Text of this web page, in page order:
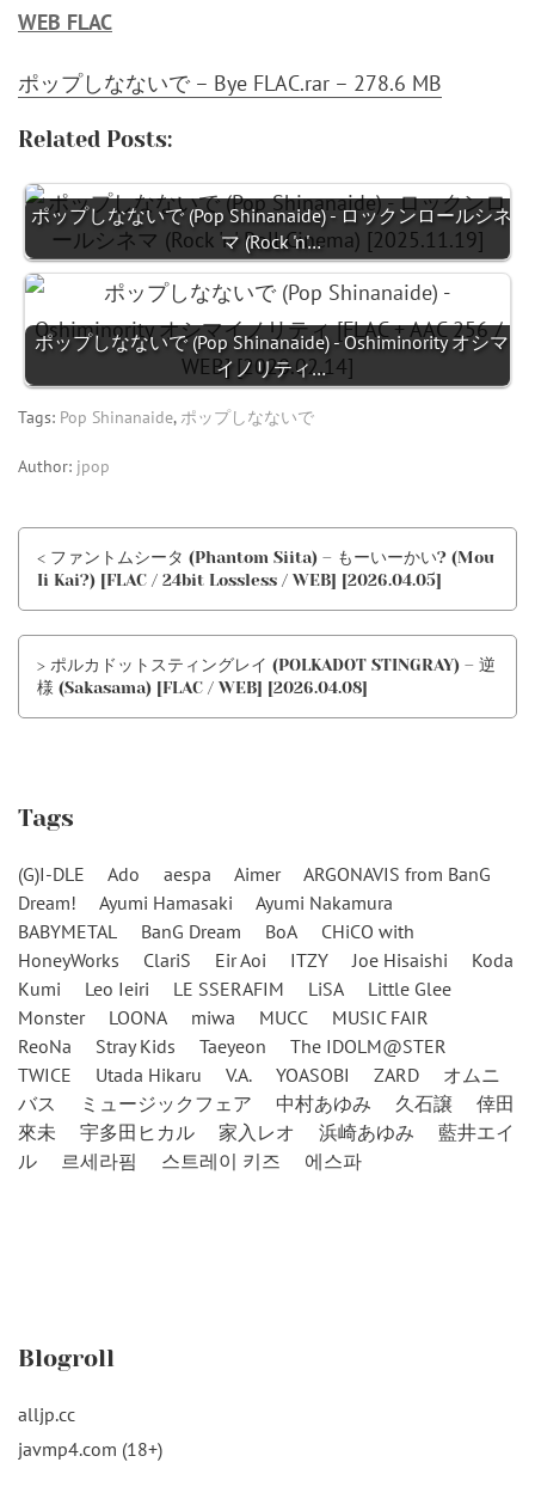
WEB FLAC
ポップしなないで – Bye FLAC.rar – 278.6 MB
Related Posts:
ポップしなないで (Pop Shinanaide) - ロックンロールシネ
マ (Rock 'n'…
ポップしなないで (Pop Shinanaide) - Oshiminority オシマ
イノリティ…
Tags: Pop Shinanaide, ポップしなないで
Author: jpop
< ファントムシータ (Phantom Siita) – もーいーかい? (Mou
Ii Kai?) [FLAC / 24bit Lossless / WEB] [2026.04.05]
> ポルカドットスティングレイ (POLKADOT STINGRAY) – 逆
様 (Sakasama) [FLAC / WEB] [2026.04.08]
Tags
(G)I-DLE Ado aespa Aimer
ARGONAVIS from BanG
Dream!
Ayumi Hamasaki
Ayumi Nakamura
BABYMETAL
BanG Dream BoA
CHiCO with
HoneyWorks
ClariS Eir Aoi ITZY Joe Hisaishi
Koda
Kumi
Leo Ieiri LE SSERAFIM LiSA
Little Glee
Monster
LOONA miwa MUCC
MUSIC FAIR
ReoNa
Stray Kids Taeyeon
The IDOLM@STER
TWICE
Utada Hikaru V.A. YOASOBI ZARD
オムニ
バス
ミュージックフェア 中村あゆみ 久石譲
倖田
來未
宇多田ヒカル 家入レオ 浜崎あゆみ
藍井エイ
ル
르세라핌 스트레이 키즈 에스파
Blogroll
alljp.cc
javmp4.com (18+)